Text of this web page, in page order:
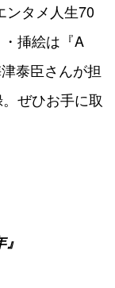
ンタメ人生70
挿絵は『A
泰臣さんが担
ぜひお手に取